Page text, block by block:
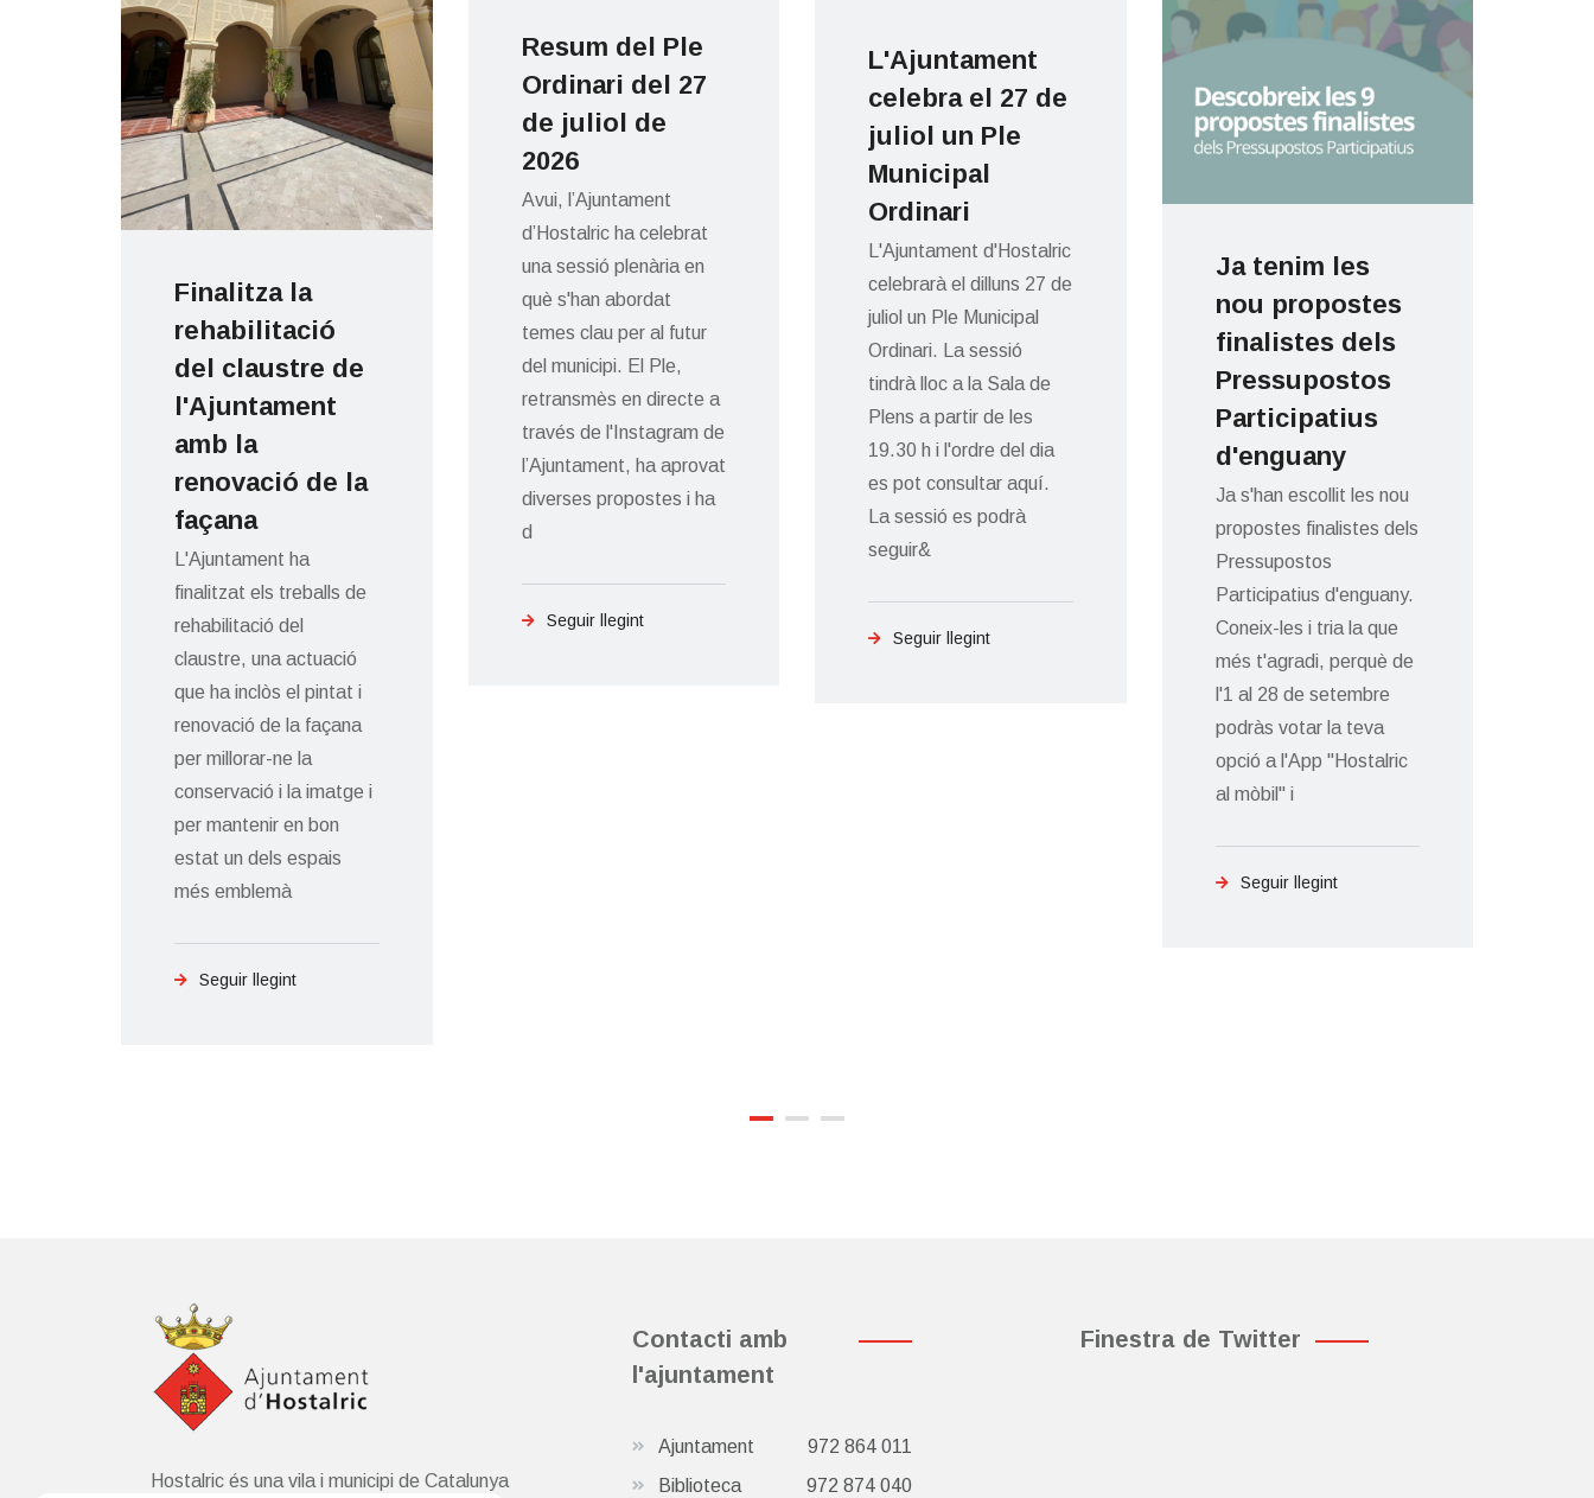
Finalitza la
rehabilitació
del claustre de
l'Ajuntament
amb la
renovació de la
façana
L'Ajuntament ha
finalitzat els treballs de
rehabilitació del
claustre, una actuació
que ha inclòs el pintat i
renovació de la façana
per millorar-ne la
conservació i la imatge i
per mantenir en bon
estat un dels espais
més emblemà
Seguir llegint
Resum del Ple
Ordinari del 27
de juliol de
2026
Avui, l’Ajuntament
d’Hostalric ha celebrat
una sessió plenària en
què s'han abordat
temes clau per al futur
del municipi. El Ple,
retransmès en directe a
través de l'Instagram de
l’Ajuntament, ha aprovat
diverses propostes i ha
d
Seguir llegint
L'Ajuntament
celebra el 27 de
juliol un Ple
Municipal
Ordinari
L'Ajuntament d'Hostalric
celebrarà el dilluns 27 de
juliol un Ple Municipal
Ordinari. La sessió
tindrà lloc a la Sala de
Plens a partir de les
19.30 h i l'ordre del dia
es pot consultar aquí.
La sessió es podrà
seguir&
Seguir llegint
Ja tenim les
nou propostes
finalistes dels
Pressupostos
Participatius
d'enguany
Ja s'han escollit les nou
propostes finalistes dels
Pressupostos
Participatius d'enguany.
Coneix-les i tria la que
més t'agradi, perquè de
l'1 al 28 de setembre
podràs votar la teva
opció a l'App "Hostalric
al mòbil" i
Seguir llegint
Hostalric és una vila i municipi de Catalunya
Contacti amb
l'ajuntament
Ajuntament
972 864 011
Biblioteca
972 874 040
Finestra de Twitter